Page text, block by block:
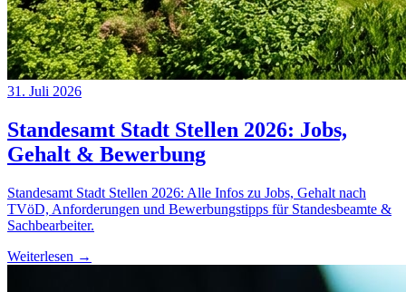
31. Juli 2026
Standesamt Stadt Stellen 2026: Jobs,
Gehalt & Bewerbung
Standesamt Stadt Stellen 2026: Alle Infos zu Jobs, Gehalt nach
TVöD, Anforderungen und Bewerbungstipps für Standesbeamte &
Sachbearbeiter.
Weiterlesen →